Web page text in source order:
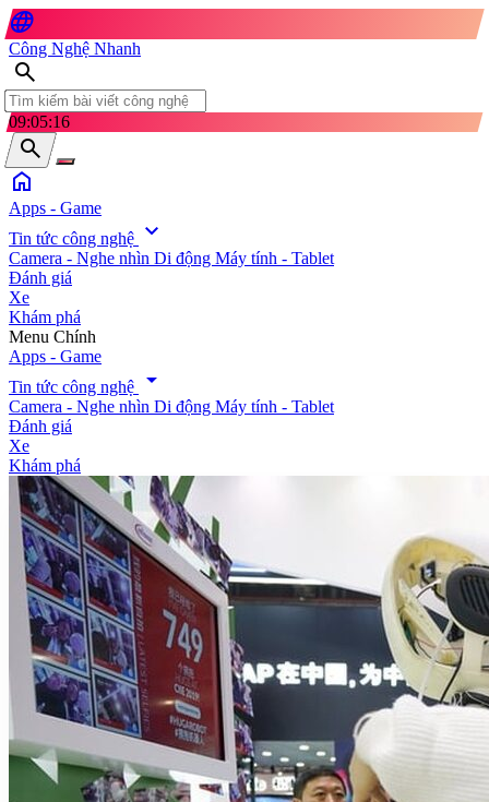
language
Công Nghệ Nhanh
search
09:05:18
search
home
Apps - Game
Tin tức công nghệ expand_more
Camera - Nghe nhìn Di động Máy tính - Tablet
Đánh giá
Xe
Khám phá
search
Menu Chính
Apps - Game
Tin tức công nghệ
arrow_drop_down
Camera - Nghe nhìn Di động Máy tính - Tablet
Đánh giá
Xe
Khám phá